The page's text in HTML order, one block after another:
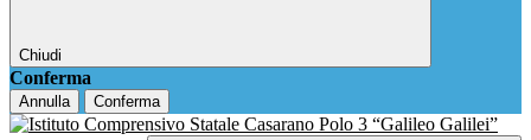
Chiudi
Conferma
Annulla Conferma